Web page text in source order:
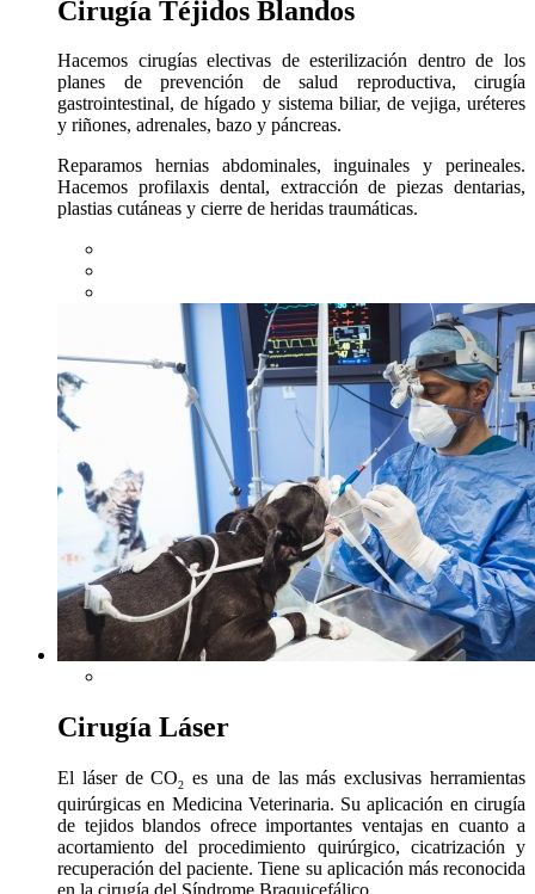
Cirugía Téjidos Blandos
Hacemos cirugías electivas de esterilización dentro de los
planes de prevención de salud reproductiva, cirugía
gastrointestinal, de hígado y sistema biliar, de vejiga, uréteres
y riñones, adrenales, bazo y páncreas.
Reparamos hernias abdominales, inguinales y perineales.
Hacemos profilaxis dental, extracción de piezas dentarias,
plastias cutáneas y cierre de heridas traumáticas.
Cirugía Láser
El láser de CO2
es una de las más exclusivas herramientas
quirúrgicas en Medicina Veterinaria. Su aplicación en cirugía
de tejidos blandos ofrece importantes ventajas en cuanto a
acortamiento del procedimiento quirúrgico, cicatrización y
recuperación del paciente. Tiene su aplicación más reconocida